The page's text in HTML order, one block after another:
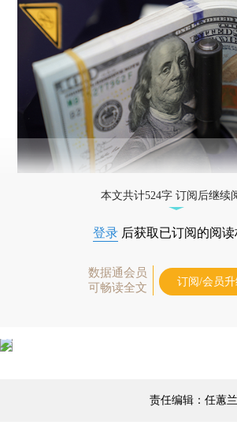
本文共计524字 订阅后继续
登录 后获取已订阅的阅读
数据通会员
可畅读全文
订阅/会员升
责任编辑：任蕙